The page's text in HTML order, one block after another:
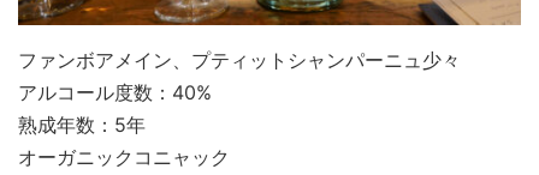
ファンボアメイン、プティットシャンパーニュ少々
アルコール度数：40%
熟成年数：5年
オーガニックコニャック